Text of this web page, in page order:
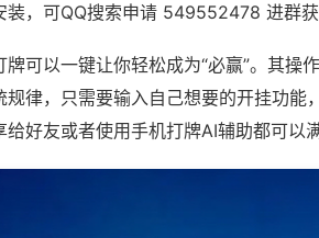
装，可QQ搜索申请 549552478 进群
牌可以一键让你轻松成为“必赢”。其操
规律，只需要输入自己想要的开挂功
给好友或者使用手机打牌AI辅助都可以